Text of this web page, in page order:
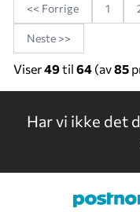
<< Forrige 1
Neste >>
Viser49til 64(av85
Har vi ikke det